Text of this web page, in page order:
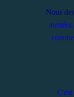
Nous